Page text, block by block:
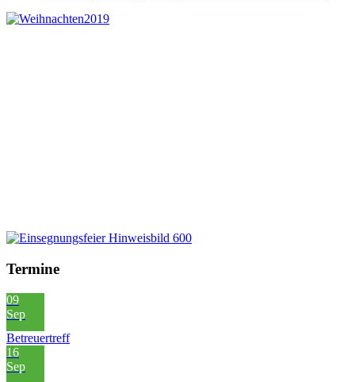
Termine
09
Sep
Betreuertreff
16
Sep